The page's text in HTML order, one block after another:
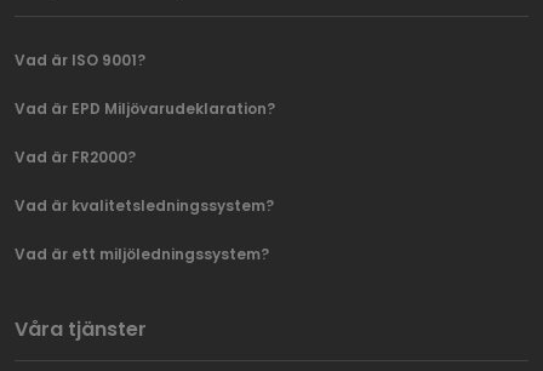
Vad är ISO 9001?
Vad är EPD Miljövarudeklaration?
Vad är FR2000?
Vad är kvalitetsledningssystem?
Vad är ett miljöledningssystem?
Våra tjänster